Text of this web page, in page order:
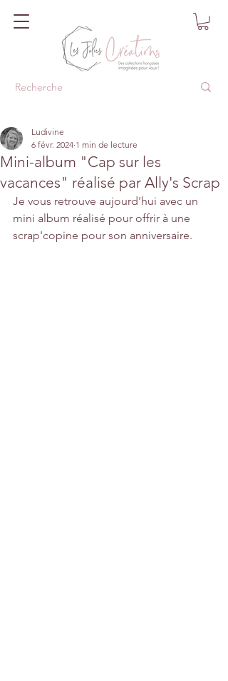
Mini-album "Cap sur les
vacances" réalisé par Ally's Scrap
Ludivine
6 févr. 2024 1 min de lecture
Je vous retrouve aujourd'hui avec un
mini album réalisé pour offrir à une
scrap'copine pour son anniversaire.